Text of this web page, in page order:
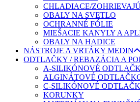
CHLADIACE/
OBALY NA SVETLO
OCHRANNÉ FÓLIE
MIEŠACIE KANYLY A
OBALY NA HADICE
NÁSTROJE A VRTÁKY MEDIN
ODTLAČKY / REBAZÁCIA A
A-SILIKÓNOVÉ
ALGINÁTOVÉ
C-SILIKÓNOVÉ
KORUNKY